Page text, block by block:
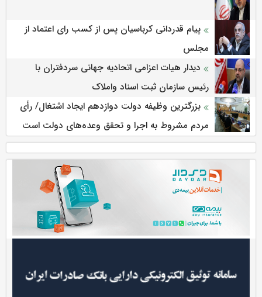
پیام قدردانی کرباسیان پس از کسب رای اعتماد از
مجلس
دیدار هیات اعزامی اتحادیه جهانی سردفتران با
رئیس سازمان ثبت اسناد واملاک
بزرگترین وظیفه دولت دوازدهم ایجاد اشتغال/ رأی
مردم مشروط به اجرا و تحقق وعده‌های دولت است